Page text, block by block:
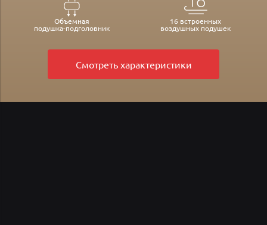
Объемная
подушка-подголовник
16 встроенных
воздушных подушек
Смотреть характеристики